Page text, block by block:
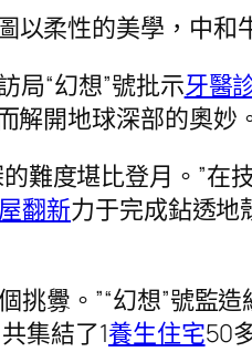
以柔性的美學，中和
局“幻想”號批示牙醫
解開地球深部的奧妙
難度堪比登月。”在
翻新力于完成鉆透地
挑釁。”“幻想”號監
集結了1養生住宅50